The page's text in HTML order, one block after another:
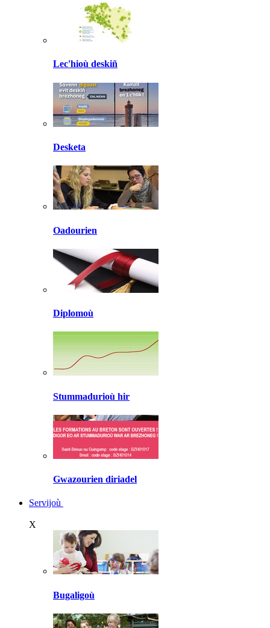
Lec'hioù deskiñ
Desketa
Oadourien
Diplomoù
Stummadurioù hir
Gwazourien diriadel
Servijoù
X
Bugaligoù